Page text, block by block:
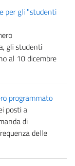
per gli "studenti
gli studenti
al 10 dicembre
programmato
posti a
di
delle